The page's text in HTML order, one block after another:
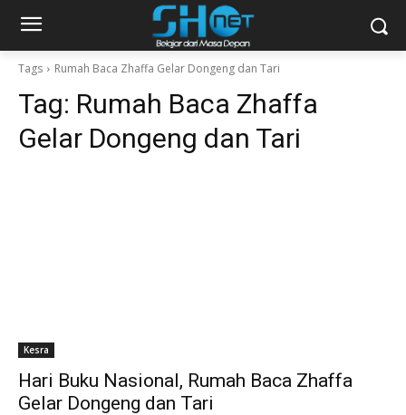
Tags Rumah Baca Zhaffa Gelar Dongeng dan Tari
Tag: Rumah Baca Zhaffa
Gelar Dongeng dan Tari
Kesra
Hari Buku Nasional, Rumah Baca Zhaffa
Gelar Dongeng dan Tari